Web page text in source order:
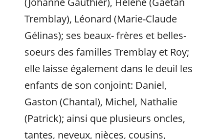
Tremblay), Léonard (Marie-Claude
Gélinas); ses beaux- frères et belles-
soeurs des familles Tremblay et Roy;
elle laisse également dans le deuil les
enfants de son conjoint: Daniel,
Gaston (Chantal), Michel, Nathalie
(Patrick); ainsi que plusieurs oncles,
tantes, neveux, nièces, cousins,